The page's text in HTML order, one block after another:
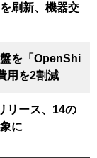
刷新、機器交
を「OpenShi
用を2割減
リース、14の
に